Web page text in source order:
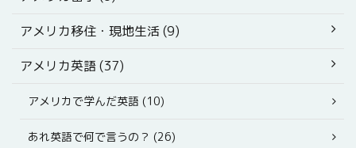
アメリカ移住・現地生活 (9)
アメリカ英語 (37)
アメリカで学んだ英語 (10)
あれ英語で何で言うの？ (26)